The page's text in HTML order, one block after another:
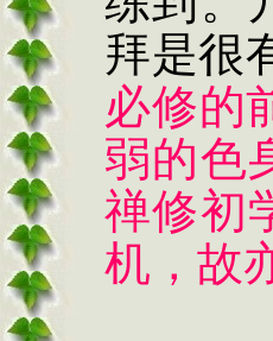
拜是很
必修的
弱的色
禅修初
机，故